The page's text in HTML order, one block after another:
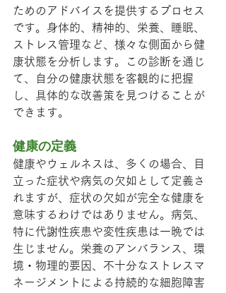
ためのアドバイスを提供するプロセス
です。身体的、精神的、栄養、睡眠、
ストレス管理など、様々な側面から健
康状態を分析します。この診断を通じ
て、自分の健康状態を客観的に把握
し、具体的な改善策を見つけることが
できます。
健康の定義
健康やウェルネスは、多くの場合、目
立った症状や病気の欠如として定義さ
れますが、症状の欠如が完全な健康を
意味するわけではありません。病気、
特に代謝性疾患や変性疾患は一晩では
生じません。栄養のアンバランス、環
境・物理的要因、不十分なストレスマ
ネージメントによる持続的な細胞障害